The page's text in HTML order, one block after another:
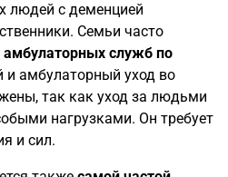
людей с деменцией
Семьи часто
амбулаторных служб по
и амбулаторный уход во
так как уход за людьми
нагрузками. Он требует
и сил.